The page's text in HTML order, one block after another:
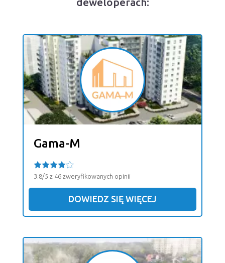
deweloperach:
Gama-M
3.8/5 z 46 zweryfikowanych opinii
DOWIEDZ SIĘ WIĘCEJ